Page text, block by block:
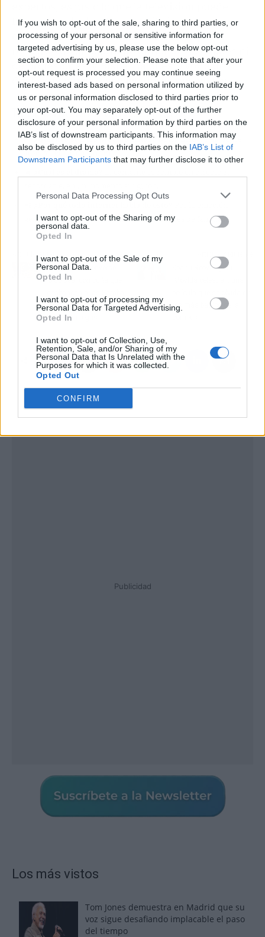
If you wish to opt-out of the sale, sharing to third parties, or
processing of your personal or sensitive information for
targeted advertising by us, please use the below opt-out
section to confirm your selection. Please note that after your
opt-out request is processed you may continue seeing
interest-based ads based on personal information utilized by
us or personal information disclosed to third parties prior to
your opt-out. You may separately opt-out of the further
disclosure of your personal information by third parties on the
IAB’s list of downstream participants. This information may
also be disclosed by us to third parties on the IAB’s List of
Downstream Participants that may further disclose it to other
Personal Data Processing Opt Outs
I want to opt-out of the Sharing of my
personal data.
Opted In
I want to opt-out of the Sale of my
Personal Data.
Opted In
I want to opt-out of processing my
Personal Data for Targeted Advertising.
Opted In
I want to opt-out of Collection, Use,
Retention, Sale, and/or Sharing of my
Personal Data that Is Unrelated with the
Purposes for which it was collected.
Opted Out
CONFIRM
hacer cuando deja los maquillajes:conectar
con la vulnerabilidad colectiva. Porque el
recuerdo de un padre no entiende de edades ni
de profesiones, y Bisbal ha puesto voz a un
duelo que muchos espectadores reconocen.
El chisme en 3 claves (TL;DR)
👀¿Quiénes son los protagonistas? David Bisbal y su padre
José, fallecido en febrero.
genuina y porque el alzhéimer afecta a miles de familias.
Artículo anterior
Las nuevas Converse
'blue sea' con cuña que
cómodas e
hiperveraniegas
Keanu Reeves y su
los más básico de la
Publicidad
Los más vistos
Tom Jones demuestra en Madrid que su
voz sigue desafiando implacable el paso
del tiempo